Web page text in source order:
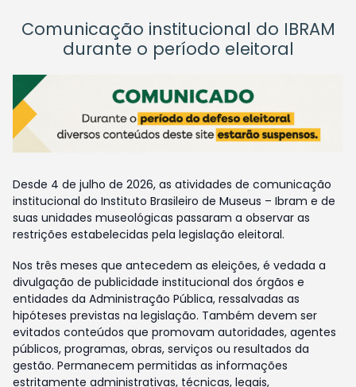
Comunicação institucional do IBRAM
durante o período eleitoral
Desde 4 de julho de 2026, as atividades de comunicação
institucional do Instituto Brasileiro de Museus – Ibram e de
suas unidades museológicas passaram a observar as
restrições estabelecidas pela legislação eleitoral.
Nos três meses que antecedem as eleições, é vedada a
divulgação de publicidade institucional dos órgãos e
entidades da Administração Pública, ressalvadas as
hipóteses previstas na legislação. Também devem ser
evitados conteúdos que promovam autoridades, agentes
públicos, programas, obras, serviços ou resultados da
gestão. Permanecem permitidas as informações
estritamente administrativas, técnicas, legais,